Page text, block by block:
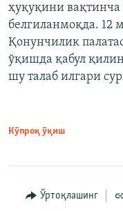
ҳуқуқини
белгиланмоқда. 12
Қонунчилик
ўқишда қабул
шу талаб илгари
Кўпроқ ўқиш
Ўртоқлашинг